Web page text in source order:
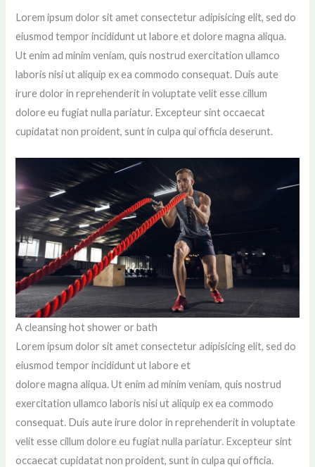
Lorem ipsum dolor sit amet consectetur adipisicing elit, sed do
eiusmod tempor incididunt ut labore et dolore magna aliqua.
Ut enim ad minim veniam, quis nostrud exercitation ullamco
laboris nisi ut aliquip ex ea commodo consequat. Duis aute
irure dolor in reprehenderit in voluptate velit esse cillum
dolore eu fugiat nulla pariatur. Excepteur sint occaecat
cupidatat non proident, sunt in culpa qui officia deserunt.
A cleansing hot shower or bath
Lorem ipsum dolor sit amet consectetur adipisicing elit, sed do
eiusmod tempor incididunt ut labore et
dolore magna aliqua. Ut enim ad minim veniam, quis nostrud
exercitation ullamco laboris nisi ut aliquip ex ea commodo
consequat. Duis aute irure dolor in reprehenderit in voluptate
velit esse cillum dolore eu fugiat nulla pariatur. Excepteur sint
occaecat cupidatat non proident, sunt in culpa qui officia.